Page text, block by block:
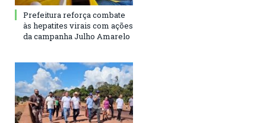
Prefeitura reforça combate
às hepatites virais com ações
da campanha Julho Amarelo